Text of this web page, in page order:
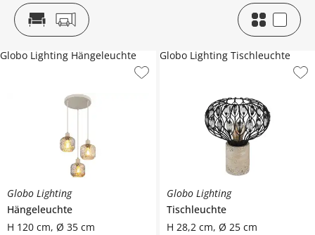
Globo Lighting
Hängeleuchte
H 120 cm, Ø 35 cm
Globo Lighting Hängeleuchte
Globo Lighting
Tischleuchte
H 28,2 cm, Ø 25 cm
Globo Lighting Tischleuchte